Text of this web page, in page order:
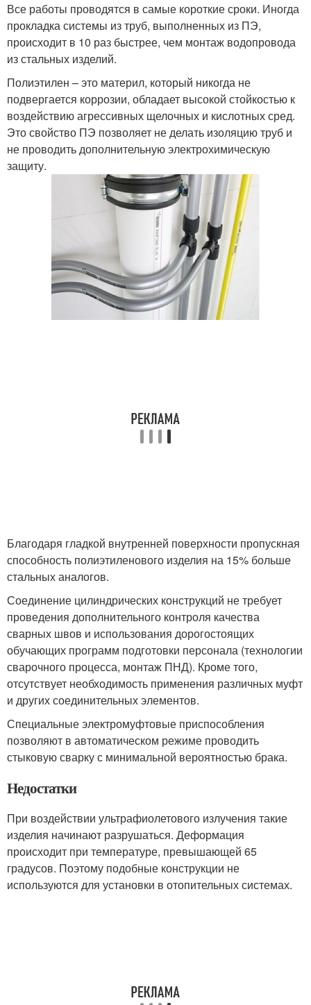
Все работы проводятся в самые короткие сроки. Иногда
прокладка системы из труб, выполненных из ПЭ,
происходит в 10 раз быстрее, чем монтаж водопровода
из стальных изделий.
Полиэтилен – это материл, который никогда не
подвергается коррозии, обладает высокой стойкостью к
воздействию агрессивных щелочных и кислотных сред.
Это свойство ПЭ позволяет не делать изоляцию труб и
не проводить дополнительную электрохимическую
защиту.
Благодаря гладкой внутренней поверхности пропускная
способность полиэтиленового изделия на 15% больше
стальных аналогов.
Соединение цилиндрических конструкций не требует
проведения дополнительного контроля качества
сварных швов и использования дорогостоящих
обучающих программ подготовки персонала (технологии
сварочного процесса, монтаж ПНД). Кроме того,
отсутствует необходимость применения различных муфт
и других соединительных элементов.
Специальные электромуфтовые приспособления
позволяют в автоматическом режиме проводить
стыковую сварку с минимальной вероятностью брака.
Недостатки
При воздействии ультрафиолетового излучения такие
изделия начинают разрушаться. Деформация
происходит при температуре, превышающей 65
градусов. Поэтому подобные конструкции не
используются для установки в отопительных системах.